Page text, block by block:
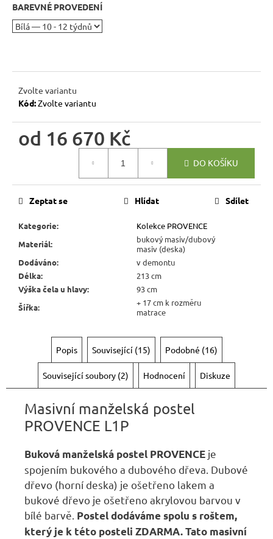
BAREVNÉ PROVEDENÍ
Zvolte variantu
Kód:Zvolte variantu
od 16 670 Kč
DO KOŠÍKU
Kategorie:
Kolekce PROVENCE
Materiál:
bukový masiv/dubový
masiv (deska)
Dodáváno:
v demontu
Délka:
213 cm
Výška čela u hlavy:
93 cm
Šířka:
+ 17 cm k rozměru
matrace
Zeptat se Hlídat Sdílet
Popis Související (15) Podobné (16)
Související soubory (2) Hodnocení Diskuze
Masivní manželská postel
PROVENCE L1P
Buková manželská postel PROVENCE je
spojením bukového a dubového dřeva. Dubové
dřevo (horní deska) je ošetřeno lakem a
bukové dřevo je ošetřeno akrylovou barvou v
bílé barvě. Postel dodáváme spolu s roštem,
který je k této posteli ZDARMA. Tato masivní
e
SWEET
SIL25
Původně: